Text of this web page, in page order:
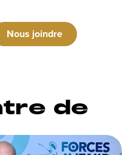
Nous joindre
de